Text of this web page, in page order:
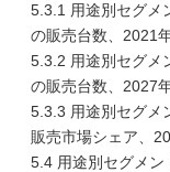
5.3.1 用途別セグメ
の販売台数、2021
5.3.2 用途別セグメ
の販売台数、2027
5.3.3 用途別セグメ
販売市場シェア、
5.4 用途別セグメン